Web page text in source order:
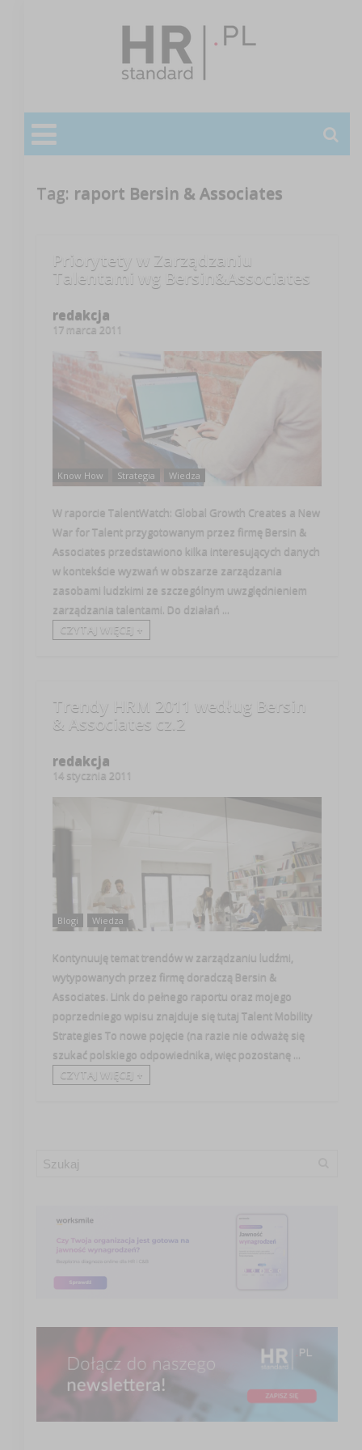
Tag: raport Bersin & Associates
Priorytety w Zarządzaniu
Talentami wg Bersin&Associates
redakcja
17 marca 2011
Know How Strategia Wiedza
W raporcie TalentWatch: Global Growth Creates a New
War for Talent przygotowanym przez firmę Bersin &
Associates przedstawiono kilka interesujących danych
w kontekście wyzwań w obszarze zarządzania
zasobami ludzkimi ze szczególnym uwzględnieniem
zarządzania talentami. Do działań ...
CZYTAJ WIĘCEJ +
Trendy HRM 2011 według Bersin
& Associates cz.2
redakcja
14 stycznia 2011
Blogi Wiedza
Kontynuuję temat trendów w zarządzaniu ludźmi,
wytypowanych przez firmę doradczą Bersin &
Associates. Link do pełnego raportu oraz mojego
poprzedniego wpisu znajduje się tutaj Talent Mobility
Strategies To nowe pojęcie (na razie nie odważę się
szukać polskiego odpowiednika, więc pozostanę ...
CZYTAJ WIĘCEJ +